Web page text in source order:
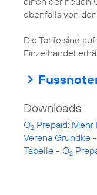
ebenfalls von
Die Tarife sind auf
Einzelhandel
Downloads
O2 Prepaid: Mehr
Verena Grundke
Tabelle - O2